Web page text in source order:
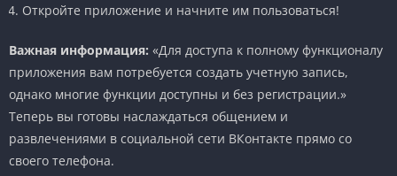
Откройте приложение и начните им пользоваться!
Важная информация: «Для доступа к полному функционалу
приложения вам потребуется создать учетную запись,
однако многие функции доступны и без регистрации.»
Теперь вы готовы наслаждаться общением и
развлечениями в социальной сети ВКонтакте прямо со
своего телефона.